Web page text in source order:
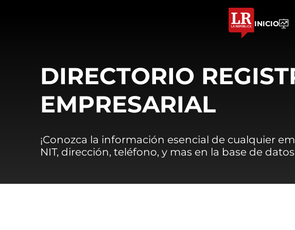
INICIO
DIRECTORIO
EMPRESARIAL
¡Conozca la información esencial de cualquier
NIT, dirección, teléfono, y mas en la base de